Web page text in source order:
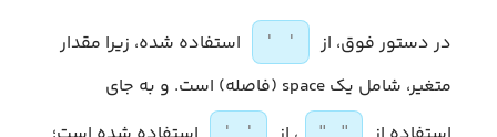
در دستور فوق، از ' '
استفاده شده، زیرا مقدار
متغیر، شامل یک space (فاصله) است. و به جای
" "
' '